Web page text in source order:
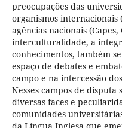
preocupações das
organismos internacionais
agências nacionais
interculturalidade, a
conhecimentos, também
espaço de debates e
campo e na intercessão
Nesses campos de
diversas faces e
comunidades